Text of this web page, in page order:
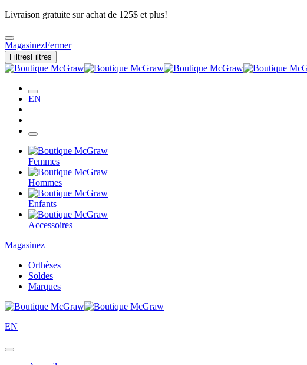
Livraison gratuite sur achat de 125$ et plus!
MagasinezFermer
Filtres Filtres
EN
Femmes
Hommes
Enfants
Accessoires
Magasinez
Orthèses
Soldes
Marques
EN